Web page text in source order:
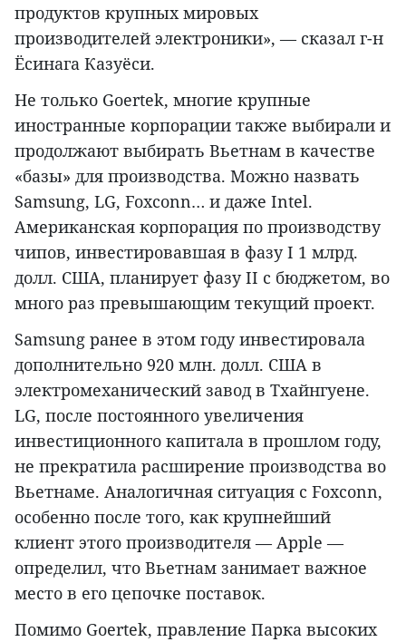
продуктов крупных мировых
производителей электроники», — сказал г-н
Ёсинага Казуёси.
Не только Goertek, многие крупные
иностранные корпорации также выбирали и
продолжают выбирать Вьетнам в качестве
«базы» для производства. Можно назвать
Samsung, LG, Foxconn… и даже Intel.
Американская корпорация по производству
чипов, инвестировавшая в фазу I 1 млрд.
долл. США, планирует фазу II с бюджетом, во
много раз превышающим текущий проект.
Samsung ранее в этом году инвестировала
дополнительно 920 млн. долл. США в
электромеханический завод в Тхайнгуене.
LG, после постоянного увеличения
инвестиционного капитала в прошлом году,
не прекратила расширение производства во
Вьетнаме. Аналогичная ситуация с Foxconn,
особенно после того, как крупнейший
клиент этого производителя — Apple —
определил, что Вьетнам занимает важное
место в его цепочке поставок.
Помимо Goertek, правление Парка высоких